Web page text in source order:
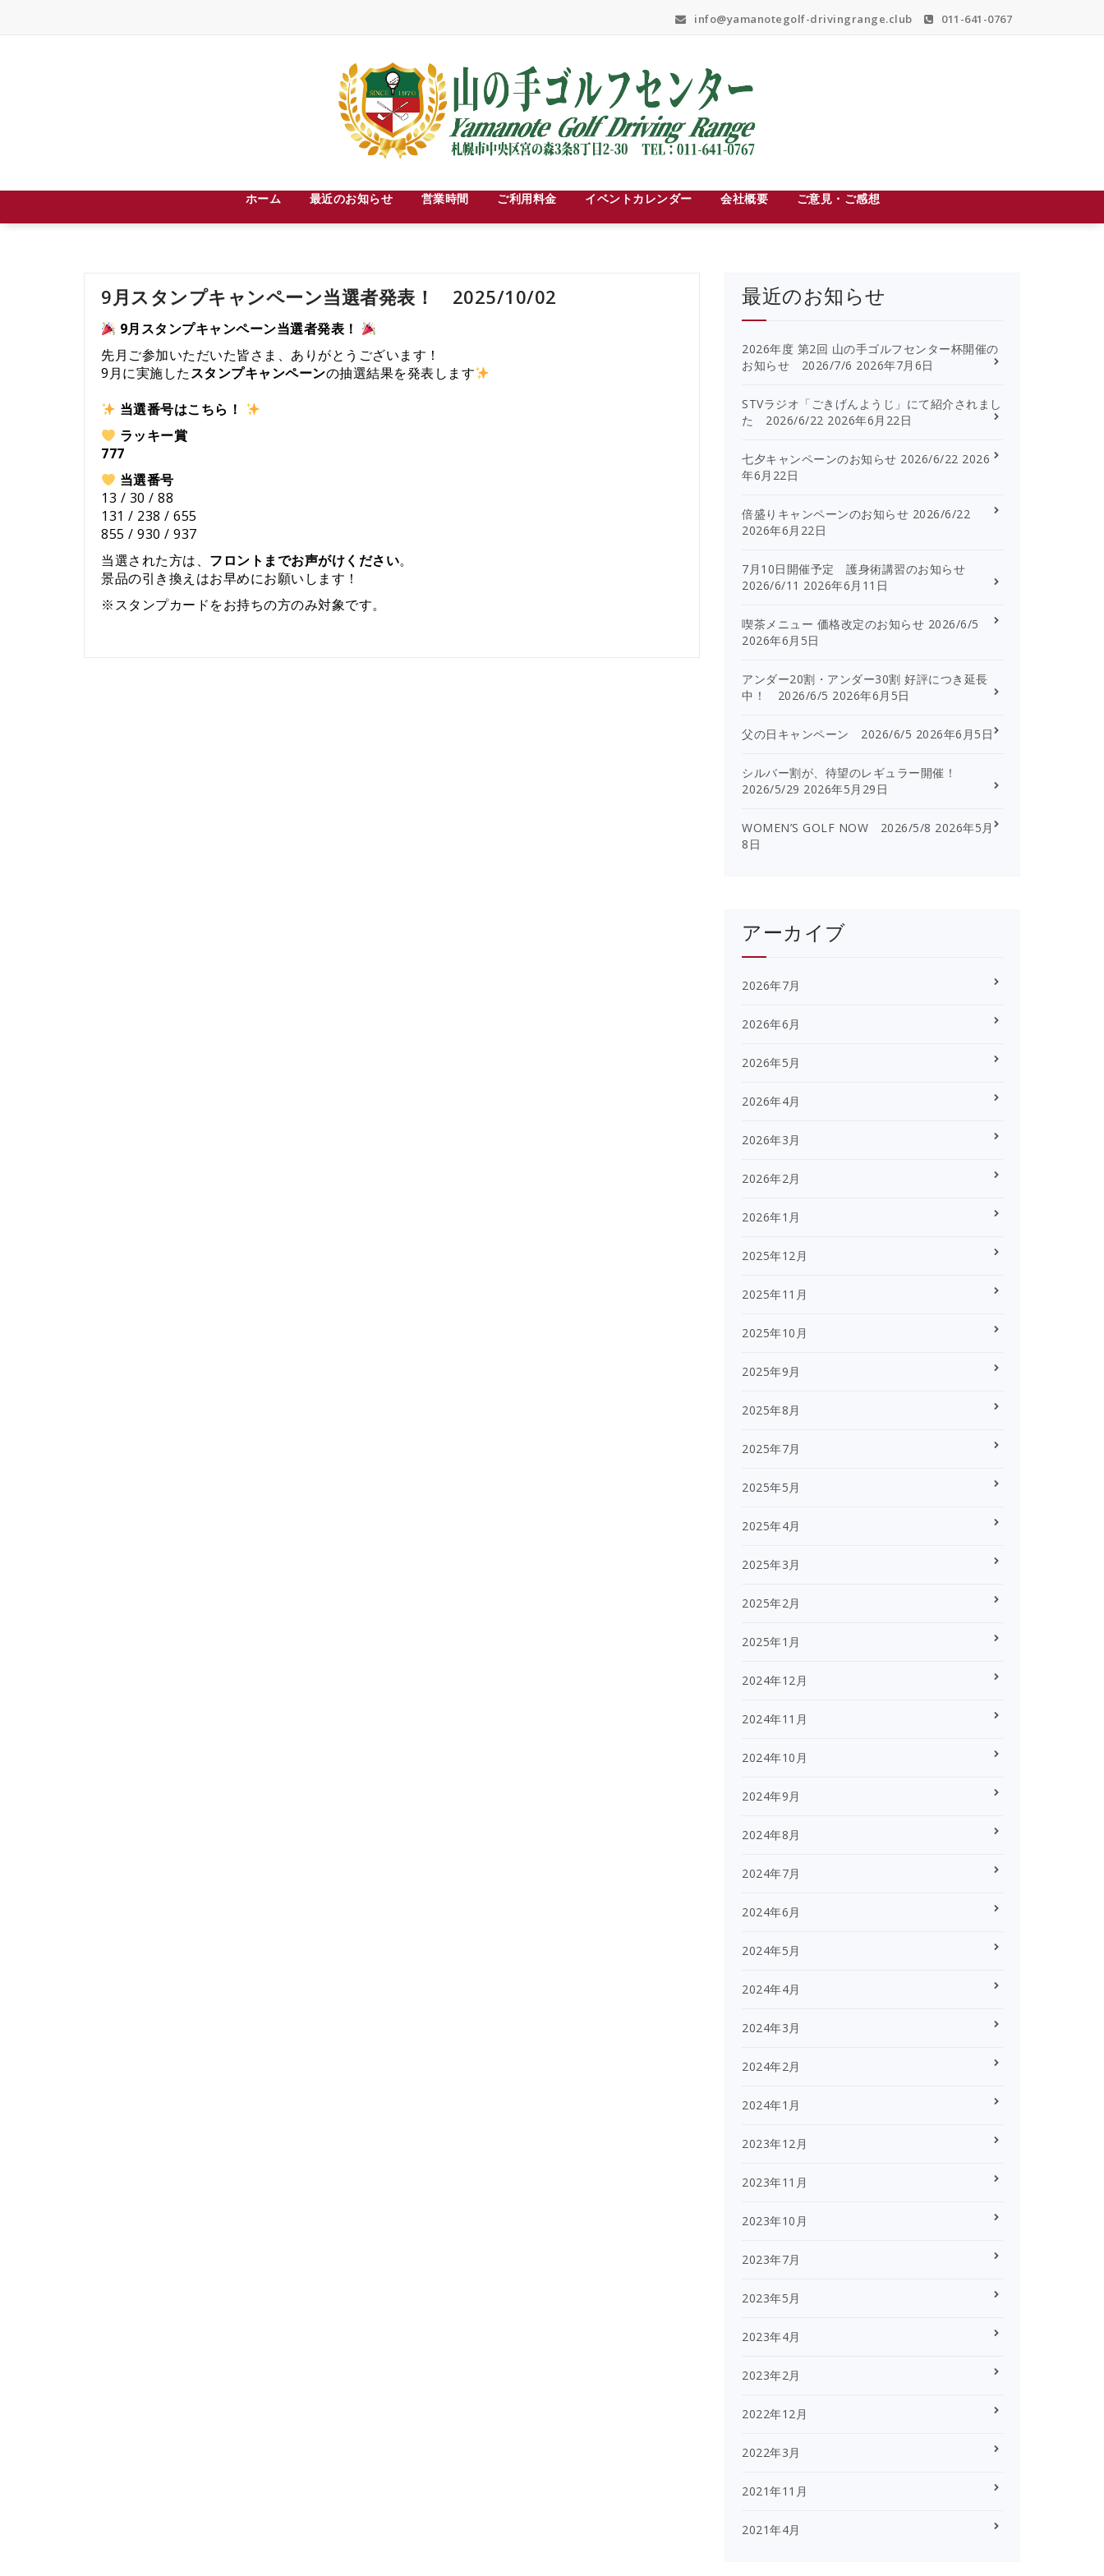
content
info@yamanotegolf-drivingrange.club 011-641-0767
ホーム 最近のお知らせ 営業時間 ご利用料金 イベントカレンダー 会社概要 ご意見・ご感想
9月スタンプキャンペーン当選者発表！ 2025/10/02
9月スタンプキャンペーン当選者発表！
先月ご参加いただいた皆さま、ありがとうございます！
9月に実施したスタンプキャンペーンの抽選結果を発表します
当選番号はこちら！
ラッキー賞
777
当選番号
13 / 30 / 88
131 / 238 / 655
855 / 930 / 937
当選された方は、 フロントまでお声がけください。
景品の引き換えはお早めにお願いします！
※スタンプカードをお持ちの方のみ対象です。
最近のお知らせ
2026年度 第2回 山の手ゴルフセンター杯開催の
お知らせ 2026/7/6 2026年7月6日
STVラジオ「ごきげんようじ」にて紹介されまし
た 2026/6/22 2026年6月22日
七夕キャンペーンのお知らせ 2026/6/22 2026
年6月22日
倍盛りキャンペーンのお知らせ 2026/6/22
2026年6月22日
7月10日開催予定 護身術講習のお知らせ
2026/6/11 2026年6月11日
喫茶メニュー 価格改定のお知らせ 2026/6/5
2026年6月5日
アンダー20割・アンダー30割 好評につき延長
中！ 2026/6/5 2026年6月5日
父の日キャンペーン 2026/6/5 2026年6月5日
シルバー割が、待望のレギュラー開催！
2026/5/29 2026年5月29日
WOMEN’S GOLF NOW 2026/5/8 2026年5月
8日
アーカイブ
2026年7月
2026年6月
2026年5月
2026年4月
2026年3月
2026年2月
2026年1月
2025年12月
2025年11月
2025年10月
2025年9月
2025年8月
2025年7月
2025年5月
2025年4月
2025年3月
2025年2月
2025年1月
2024年12月
2024年11月
2024年10月
2024年9月
2024年8月
2024年7月
2024年6月
2024年5月
2024年4月
2024年3月
2024年2月
2024年1月
2023年12月
2023年11月
2023年10月
2023年7月
2023年5月
2023年4月
2023年2月
2022年12月
2022年3月
2021年11月
2021年4月